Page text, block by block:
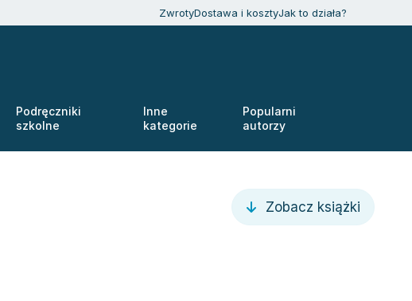
ZwrotyDostawa i kosztyJak to działa?
Podręczniki
szkolne
Inne
kategorie
Popularni
autorzy
Zobacz książki